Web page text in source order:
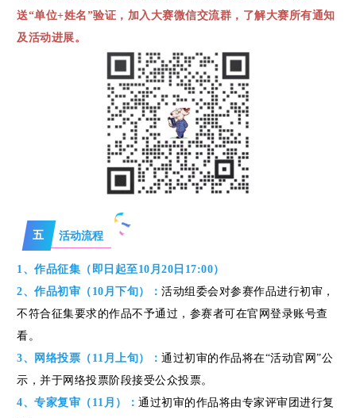
送“单位+姓名”验证，加入大赛微信交流群，了解大赛所有通知
及活动进展。
五 活动流程
1、作品征集（即日起至10月20日17:00）
2、作品初审（10月下旬）：活动组委会对参赛作品进行初审，
不符合征集要求的作品不予通过，参赛者可在官网登录账号查
看。
3、网络投票（11月上旬）：通过初审的作品将在“活动官网”公
示，并于网络投票阶段接受公众投票。
4、专家复审（11月）：通过初审的作品将由专家评审团进行复